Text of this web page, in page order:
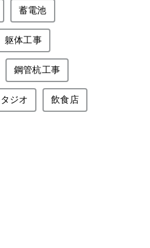
蓄電池
躯体工事
鋼管杭工事
ジオ 飲食店